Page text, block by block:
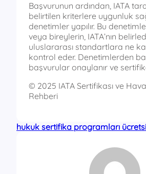
Başvurunun ardından, IATA
belirtilen kriterlere uygunluk
denetimler yapılır. Bu
veya bireylerin, IATA’nın
uluslararası standartlara ne
kontrol eder. Denetimlerden
başvurular onaylanır ve
© 2025 IATA Sertifikası ve
Rehberi
hukuk sertifika programları